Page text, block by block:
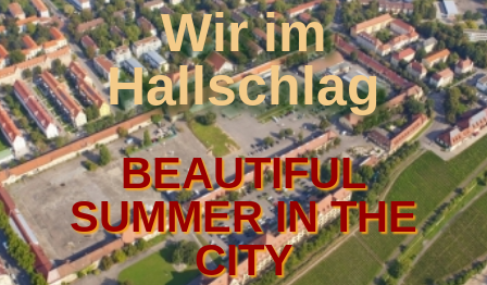
Wir im
Hallschlag
BEAUTIFUL
SUMMER IN THE
CITY